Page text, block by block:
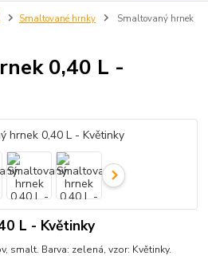
Smaltované hrnky
Smaltovaný hrnek
0,40 L -
L - Květinky
smalt. Barva: zelená, vzor: Květinky.